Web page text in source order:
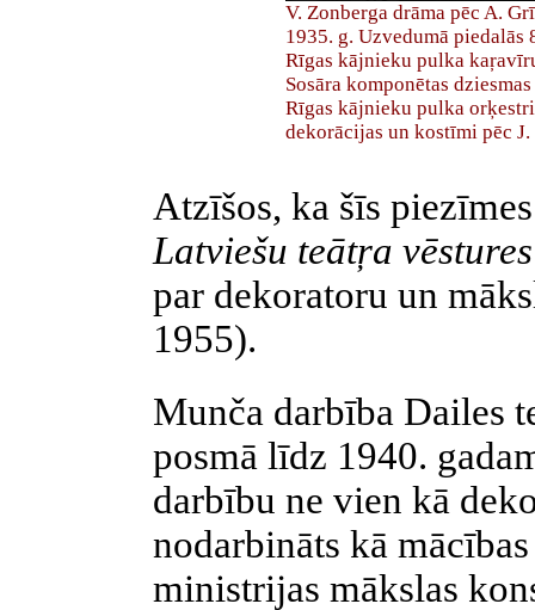
V. Zonberga drāma pēc A.
1935. g. Uzvedumā piedalās
Rīgas kājnieku pulka
Sosāra komponētas
Rīgas kājnieku pulka
dekorācijas un kostīmi pēc
Atzīšos, ka šīs
Latviešu teātŗa
par dekoratoru un
1955).
Munča darbība Dailes
posmā līdz 1940.
darbību ne vien kā
nodarbināts kā
ministrijas mākslas